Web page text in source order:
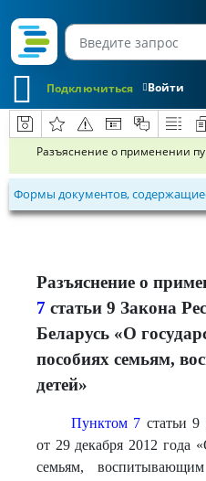
Войти
Подключиться
Разъяснение о применении
Формы документов,
Разъяснение о
7 статьи 9 Закона
Беларусь «О
пособиях семьям,
детей»
Пунктом 7 статьи 9
от 29 декабря 2012 года
семьям,